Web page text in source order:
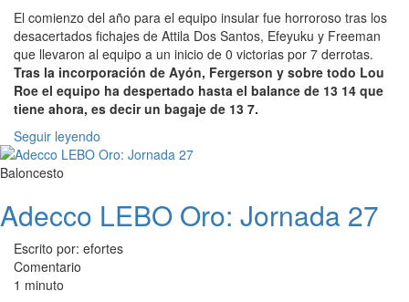
El comienzo del año para el equipo insular fue horroroso tras los
desacertados fichajes de Attila Dos Santos, Efeyuku y Freeman
que llevaron al equipo a un inicio de 0 victorias por 7 derrotas.
Tras la incorporación de Ayón, Fergerson y sobre todo Lou
Roe el equipo ha despertado hasta el balance de 13 14 que
tiene ahora, es decir un bagaje de 13 7.
Seguir leyendo
Baloncesto
Adecco LEBO Oro: Jornada 27
Escrito por: efortes
Comentario
1 minuto